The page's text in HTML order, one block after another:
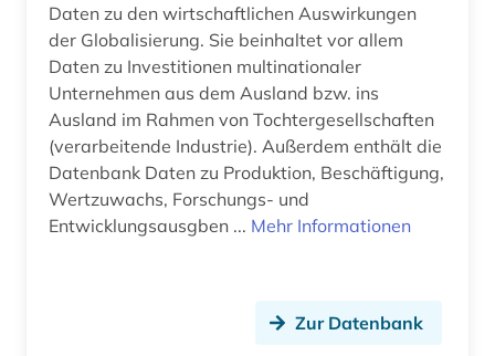
Daten zu den wirtschaftlichen Auswirkungen
der Globalisierung. Sie beinhaltet vor allem
Daten zu Investitionen multinationaler
Unternehmen aus dem Ausland bzw. ins
Ausland im Rahmen von Tochtergesellschaften
(verarbeitende Industrie). Außerdem enthält die
Datenbank Daten zu Produktion, Beschäftigung,
Wertzuwachs, Forschungs- und
Entwicklungsausgben ... Mehr Informationen
Zur Datenbank